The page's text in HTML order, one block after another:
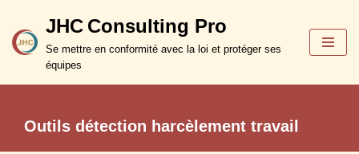
Aller
JHC Consulting Pro
Se mettre en conformité avec la loi et protéger ses
équipes
Outils détection harcèlement travail